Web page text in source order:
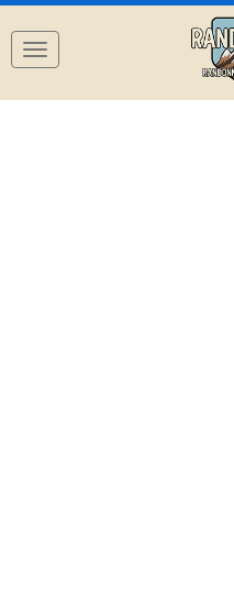
Navigation